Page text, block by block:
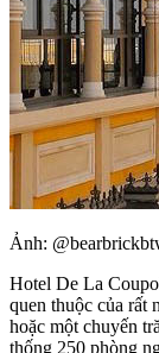
Ảnh:
Hotel De La
quen thuộc của rất
hoặc một chuyến
thống 250 phòng